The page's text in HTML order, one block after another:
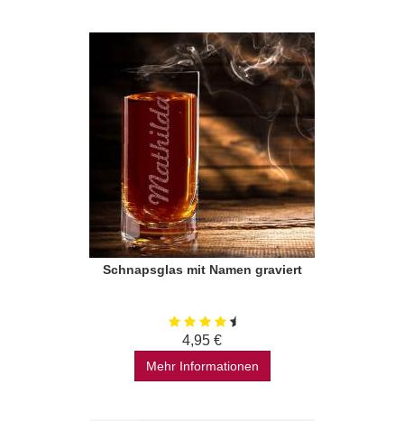
Schnapsglas mit Namen graviert
4,95 €
Mehr Informationen